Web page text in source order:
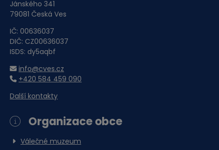
Jánského 341
79081 Česká Ves
IČ: 00636037
DIČ: CZ00636037
ISDS: dy5aqbf
info@cves.cz
+420 584 459 090
Další kontakty
Organizace obce
Válečné muzeum